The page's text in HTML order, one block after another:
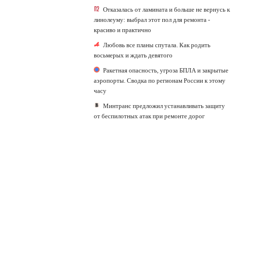
Отказалась от ламината и больше не вернусь к
линолеуму: выбрал этот пол для ремонта -
красиво и практично
Любовь все планы спутала. Как родить
восьмерых и ждать девятого
Ракетная опасность, угроза БПЛА и закрытые
аэропорты. Сводка по регионам России к этому
часу
Минтранс предложил устанавливать защиту
от беспилотных атак при ремонте дорог